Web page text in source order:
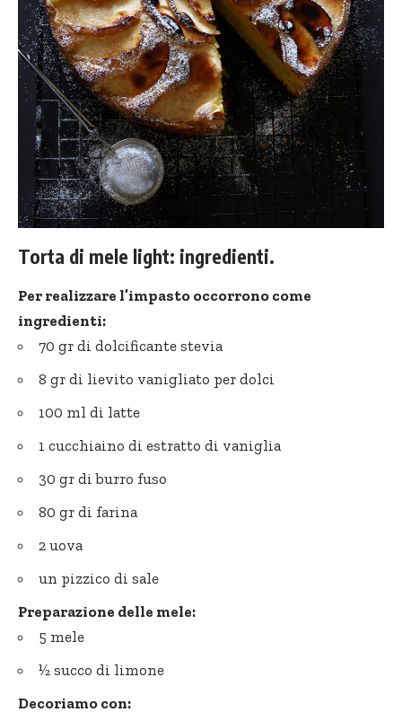
Torta di mele light: ingredienti.
Per realizzare l’impasto occorrono come
ingredienti:
70 gr di dolcificante stevia
8 gr di lievito vanigliato per dolci
100 ml di latte
1 cucchiaino di estratto di vaniglia
30 gr di burro fuso
80 gr di farina
2 uova
un pizzico di sale
Preparazione delle mele:
5 mele
½ succo di limone
Decoriamo con: